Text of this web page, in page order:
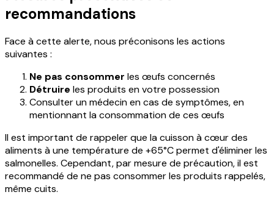
recommandations
Face à cette alerte, nous préconisons les actions
suivantes :
Ne pas consommer les œufs concernés
Détruire les produits en votre possession
Consulter un médecin en cas de symptômes, en
mentionnant la consommation de ces œufs
Il est important de rappeler que la cuisson à cœur des
aliments à une température de +65°C permet d'éliminer les
salmonelles. Cependant, par mesure de précaution, il est
recommandé de ne pas consommer les produits rappelés,
même cuits.